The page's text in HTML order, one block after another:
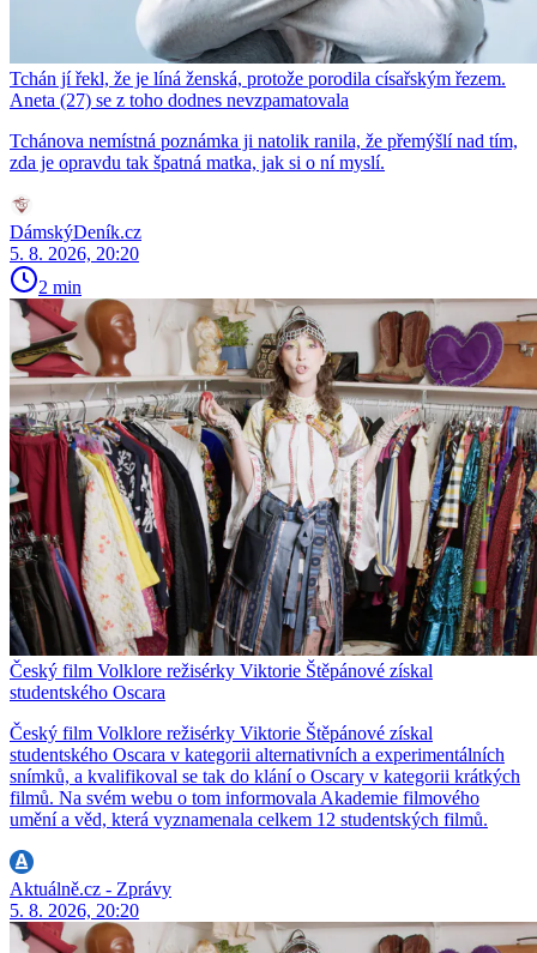
Tchán jí řekl, že je líná ženská, protože porodila císařským řezem.
Aneta (27) se z toho dodnes nevzpamatovala
Tchánova nemístná poznámka ji natolik ranila, že přemýšlí nad tím,
zda je opravdu tak špatná matka, jak si o ní myslí.
DámskýDeník.cz
5. 8. 2026, 20:20
2 min
Český film Volklore režisérky Viktorie Štěpánové získal
studentského Oscara
Český film Volklore režisérky Viktorie Štěpánové získal
studentského Oscara v kategorii alternativních a experimentálních
snímků, a kvalifikoval se tak do klání o Oscary v kategorii krátkých
filmů. Na svém webu o tom informovala Akademie filmového
umění a věd, která vyznamenala celkem 12 studentských filmů.
Aktuálně.cz - Zprávy
5. 8. 2026, 20:20